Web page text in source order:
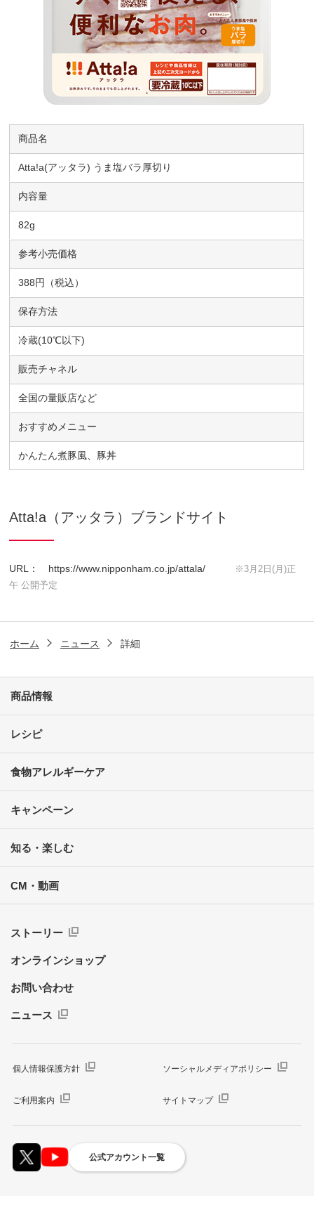
商品名
Atta!a(アッタラ) うま塩バラ厚切り
内容量
82g
参考小売価格
388円（税込）
保存方法
冷蔵(10℃以下)
販売チャネル
全国の量販店など
おすすめメニュー
かんたん煮豚風、豚丼
Atta!a（アッタラ）ブランドサイト
URL： https://www.nipponham.co.jp/attala/
※3月2日(月)正
午 公開予定
ホーム ニュース 詳細
商品情報
レシピ
食物アレルギーケア
キャンペーン
知る・楽しむ
CM・動画
ストーリー
オンラインショップ
お問い合わせ
ニュース
個人情報保護方針 ソーシャルメディアポリシー
ご利用案内 サイトマップ
公式アカウント一覧